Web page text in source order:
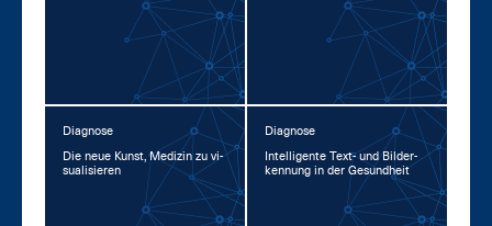
Diagnose
Die neue Kunst, Me­di­zin zu vi­
sua­li­sie­ren
Diagnose
In­tel­li­gen­te Text- und Bil­der­
ken­nung in der Ge­sund­heit